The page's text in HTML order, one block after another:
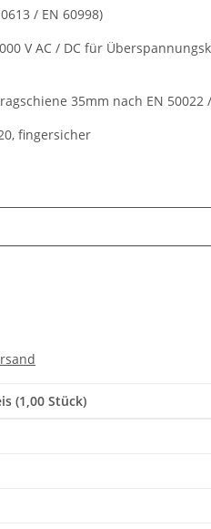
/ EN 60998)
V AC / DC für
35mm nach EN 50022
fingersicher
(1,00 Stück)